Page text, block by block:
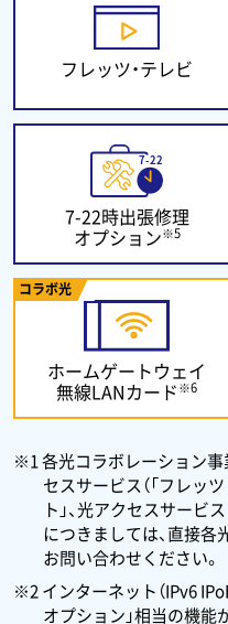
フレッツ・テレビ
7-22時出張修理
オプション※5
コラボ光
ホームゲートウェイ
無線LANカード※6
※1 各光コラボレーション事
セスサービス（「フレッ
ト」、光アクセスサービ
につきましては、直接
お問い合わせください。
※2 インターネット（IPv6
オプション」相当の機